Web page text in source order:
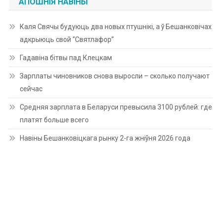
АПОШНІЯ НАВІНЫ
Каля Свячы будуюць два новых птушнікі, а ў Бешанковічах
адкрыюць свой “Святлафор”
Гадавіна бітвы пад Клецкам
Зарплаты чиновников снова выросли – сколько получают
сейчас
Средняя зарплата в Беларуси превысила 3100 рублей: где
платят больше всего
Навіны Бешанковіцкага рынку 2-га жніўня 2026 года